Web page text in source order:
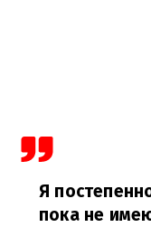
Я
пока не